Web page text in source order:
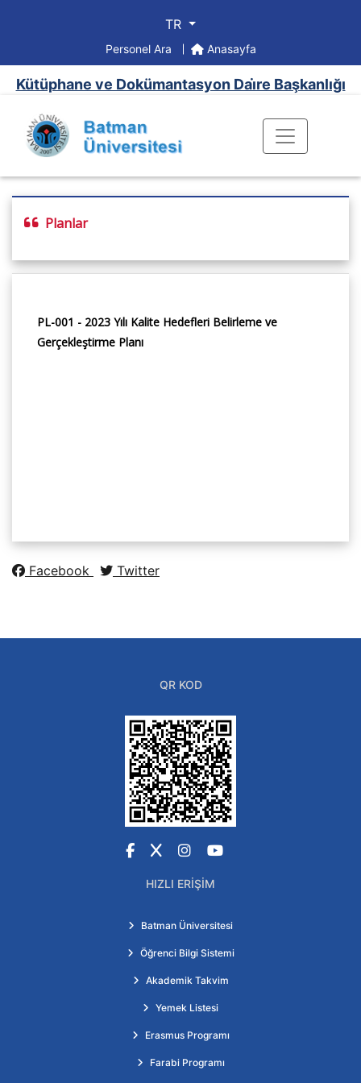
TR
Personel Ara Anasayfa
Kütüphane ve Dokümantasyon Dai̇re Başkanlığı
Planlar
PL-001 - 2023 Yılı Kalite Hedefleri Belirleme ve
Gerçekleştirme Planı
Facebook Twitter
QR KOD
Facebook
X Instagram
YouTube
HIZLI ERIŞIM
Batman Üniversitesi
Öğrenci Bilgi Sistemi
Akademik Takvim
Yemek Listesi
Erasmus Programı
Farabi Programı